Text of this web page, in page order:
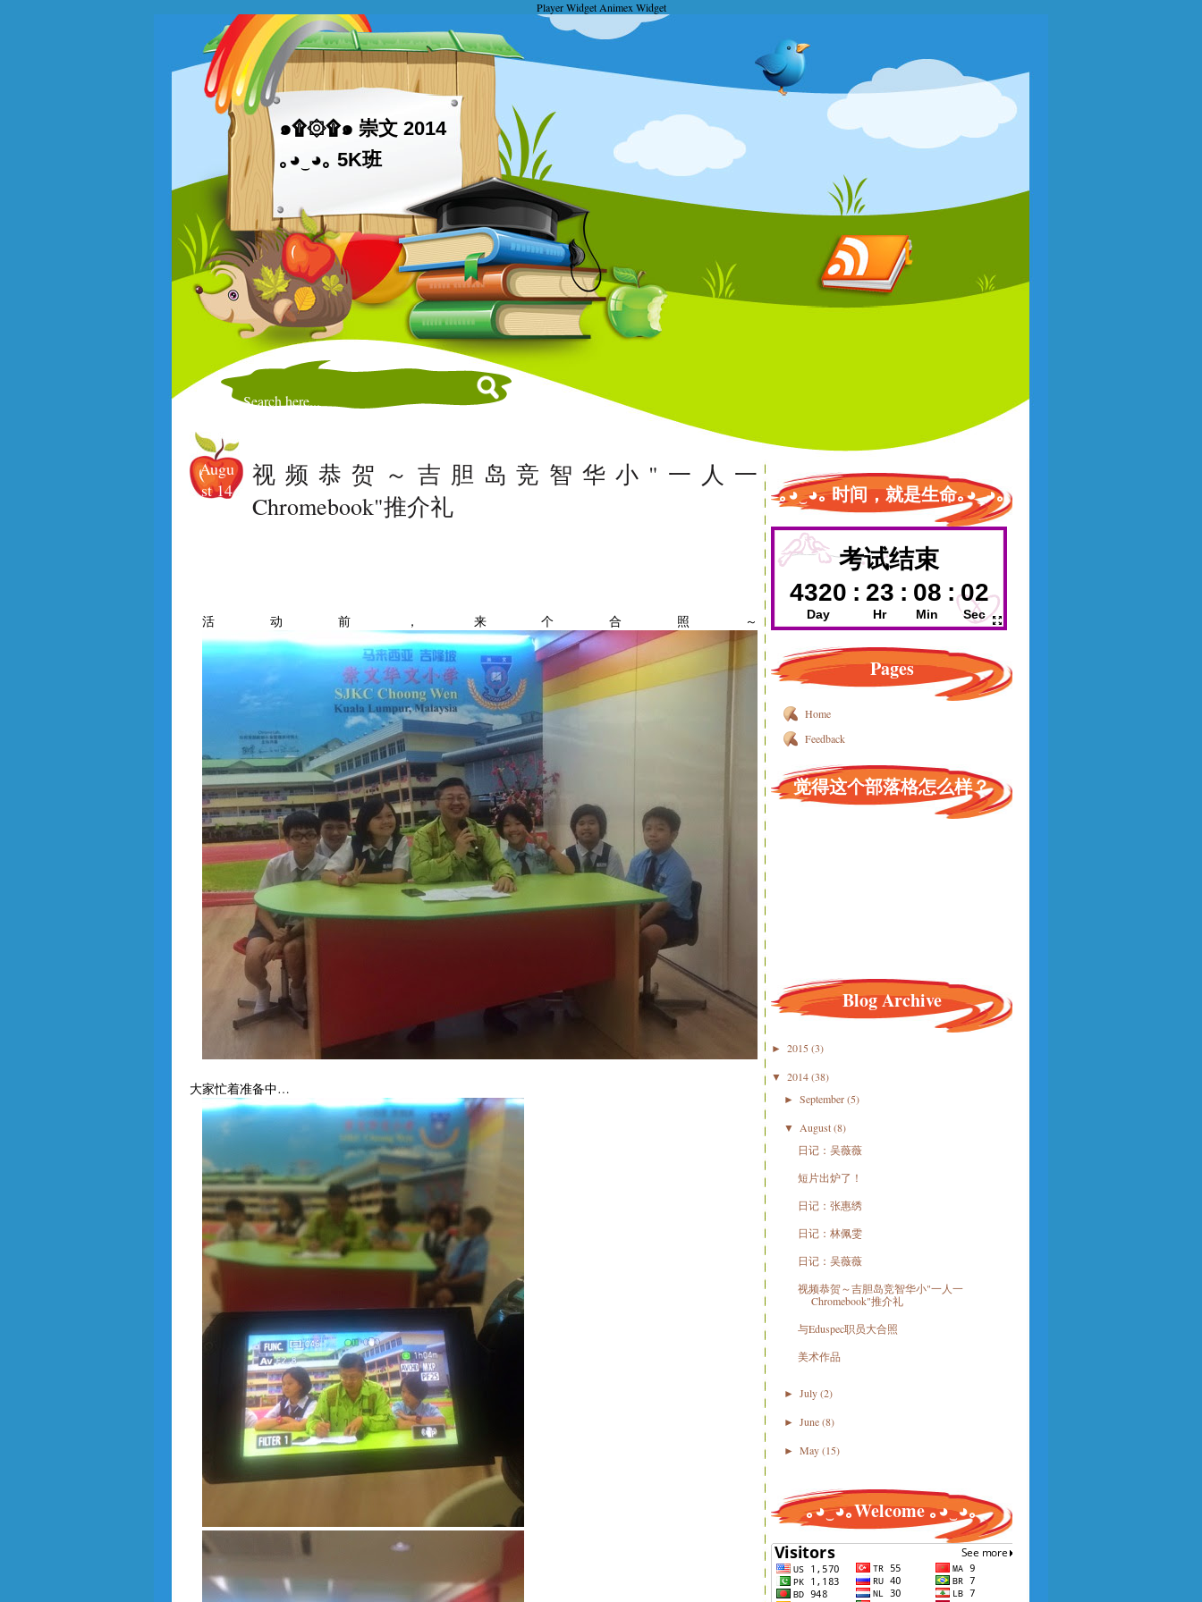
Player Widget Animex Widget
๑۩۞۩๑ 崇文 2014
｡◕‿◕｡ 5K班
Augu
st14
视频恭贺～吉胆岛竞智华小"一人一
Chromebook"推介礼
活动前，来个合照～
大家忙着准备中…
｡◕‿◕｡ 时间，就是生命｡◕‿◕｡
Pages
Home
Feedback
觉得这个部落格怎么样？
Blog Archive
► 2015(3)
▼ 2014(38)
►September(5)
▼August(8)
日记：吴薇薇
短片出炉了！
日记：张惠绣
日记：林佩雯
日记：吴薇薇
视频恭贺～吉胆岛竞智华小"一人一
Chromebook"推介礼
与Eduspec职员大合照
美术作品
►July(2)
►June(8)
►May(15)
｡◕‿◕｡Welcome ｡◕‿◕｡